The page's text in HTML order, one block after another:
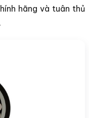
hãng và tuân thủ